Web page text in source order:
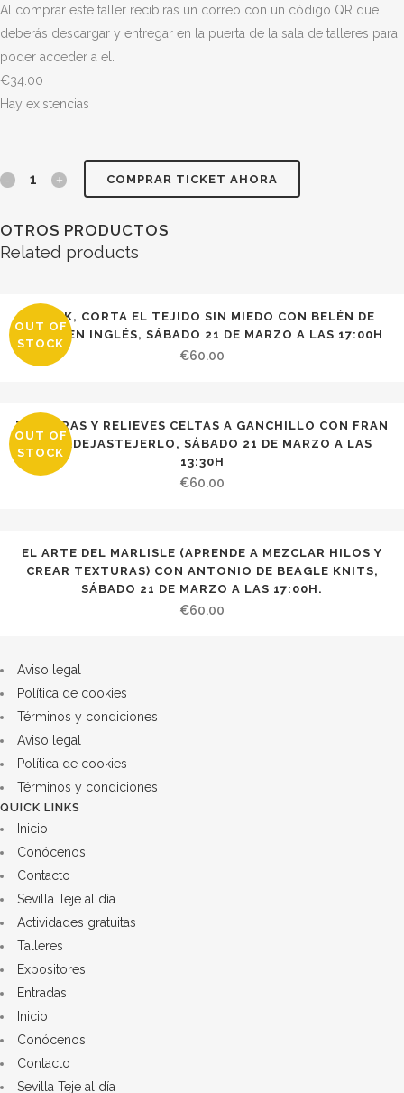
Al comprar este taller recibirás un correo con un código QR que
deberás descargar y entregar en la puerta de la sala de talleres para
poder acceder a el.
€34.00
Hay existencias
Ruta
solar
Parque
Luisa
Ardilanak,
marzo
a
10:30h
quantity
COMPRAR TICKET AHORA
OTROS PRODUCTOS
Related products
OUT OF
STOCK
STEEK, CORTA EL TEJIDO SIN MIEDO CON BELÉN DE
TEJER EN INGLÉS, SÁBADO 21 DE MARZO A LAS 17:00H
€60.00
OUT OF
STOCK
TEXTURAS Y RELIEVES CELTAS A GANCHILLO CON FRAN
DE MADEJASTEJERLO, SÁBADO 21 DE MARZO A LAS
13:30H
€60.00
EL ARTE DEL MARLISLE (APRENDE A MEZCLAR HILOS Y
CREAR TEXTURAS) CON ANTONIO DE BEAGLE KNITS,
SÁBADO 21 DE MARZO A LAS 17:00H.
€60.00
Aviso legal
Política de cookies
Términos y condiciones
Aviso legal
Política de cookies
Términos y condiciones
QUICK LINKS
Inicio
Conócenos
Contacto
Sevilla Teje al día
Actividades gratuitas
Talleres
Expositores
Entradas
Inicio
Conócenos
Contacto
Sevilla Teje al día